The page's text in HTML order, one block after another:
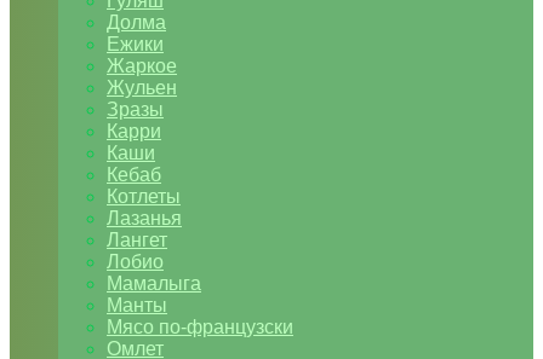
Долма
Ежики
Жаркое
Жульен
Зразы
Карри
Каши
Кебаб
Котлеты
Лазанья
Лангет
Лобио
Мамалыга
Манты
Мясо по-французски
Омлет